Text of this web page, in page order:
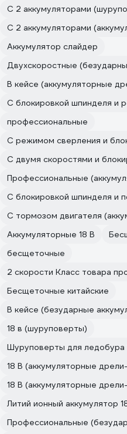
С 2 аккумуляторами
Аккумулятор слайдер
В кейсе (аккумуляторные
С блокировкой шпинделя и
профессиональные
C режимом сверления и
С двумя скоростями и
Профессиональные
С блокировкой шпинделя и
Аккумуляторные 18 В
бесщеточные
2 скорости Класс товара
Бесщеточные китайские
18 в (шуруповерты)
Шуруповерты для ледобура
18 В (аккумуляторные
18 В (аккумуляторные
Литий ионный аккумулятор